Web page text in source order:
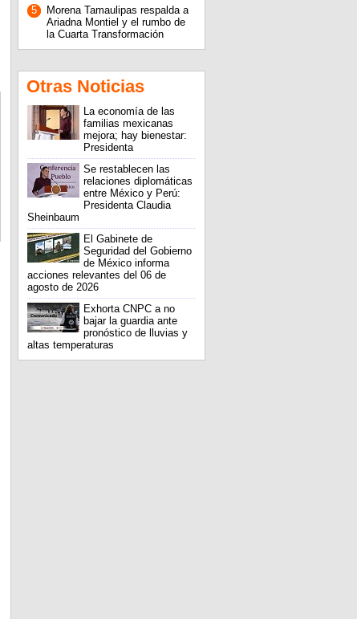
5
Morena Tamaulipas respalda a
Ariadna Montiel y el rumbo de
la Cuarta Transformación
Otras Noticias
La economía de las
familias mexicanas
mejora; hay bienestar:
Presidenta
Se restablecen las
relaciones diplomáticas
entre México y Perú:
Presidenta Claudia
Sheinbaum
El Gabinete de
Seguridad del Gobierno
de México informa
acciones relevantes del 06 de
agosto de 2026
Exhorta CNPC a no
bajar la guardia ante
pronóstico de lluvias y
altas temperaturas